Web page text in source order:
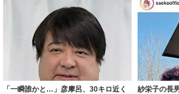
「一瞬誰かと…」彦摩呂、30キロ近く
紗栄子の長